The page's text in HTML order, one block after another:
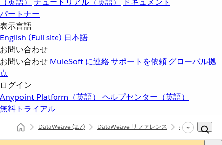
（英語）
チュートリアル（英語）
ドキュメント
パートナー
表示言語
English (Full site) 日本語
お問い合わせ
お問い合わせ MuleSoft に連絡サポートを依頼 グローバル拠
点
ログイン
Anypoint Platform（英語） ヘルプセンター（英語）
無料トライアル
DataWeave(2.7) DataWeave リファレンス